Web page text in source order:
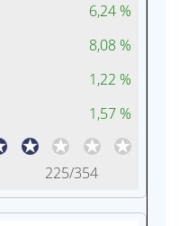
6,24 %
8,08 %
1,22 %
1,57 %
225/354